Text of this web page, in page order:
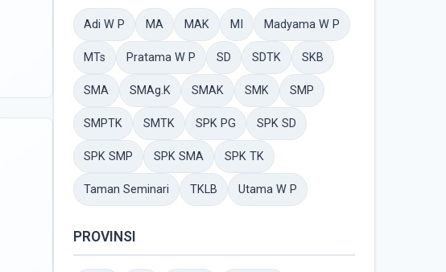
Adi W P MA MAK MI Madyama W P
MTs Pratama W P SD SDTK SKB
SMA SMAg.K SMAK SMK SMP
SMPTK SMTK SPK PG SPK SD
SPK SMP SPK SMA SPK TK
Taman Seminari TKLB Utama W P
PROVINSI